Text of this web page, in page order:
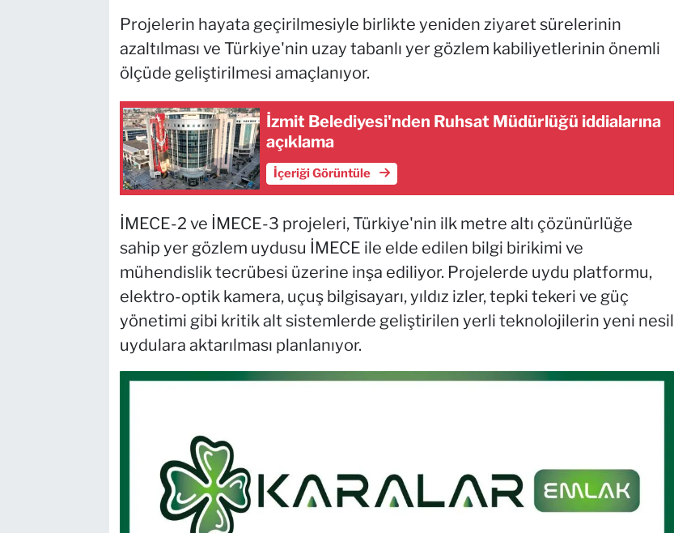
Projelerin hayata geçirilmesiyle birlikte yeniden ziyaret sürelerinin
azaltılması ve Türkiye'nin uzay tabanlı yer gözlem kabiliyetlerinin önemli
ölçüde geliştirilmesi amaçlanıyor.
İzmit Belediyesi'nden Ruhsat Müdürlüğü iddialarına
açıklama
İçeriği Görüntüle
İMECE-2 ve İMECE-3 projeleri, Türkiye'nin ilk metre altı çözünürlüğe
sahip yer gözlem uydusu İMECE ile elde edilen bilgi birikimi ve
mühendislik tecrübesi üzerine inşa ediliyor. Projelerde uydu platformu,
elektro-optik kamera, uçuş bilgisayarı, yıldız izler, tepki tekeri ve güç
yönetimi gibi kritik alt sistemlerde geliştirilen yerli teknolojilerin yeni nesil
uydulara aktarılması planlanıyor.